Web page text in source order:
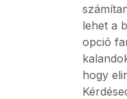
lehet a
opció
hogy